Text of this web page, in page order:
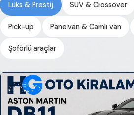
Lüks & Prestij SUV & Crossover
Pick-up Panelvan & Camlı van
Şoförlü araçlar